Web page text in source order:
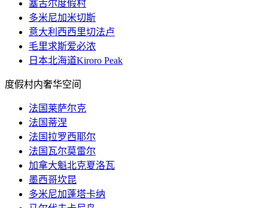
塞舌尔度假村
多米尼加米切斯
意大利西西里切法卢
毛里求斯爱必浓
日本北海道Kiroro Peak
度假村内奢华空间
法国莱萨尔克
法国蒂涅
法国拉罗西耶尔
法国瓦尔莫雷尔
加拿大魁北克夏洛瓦
墨西哥坎昆
多米尼加蓬塔卡纳